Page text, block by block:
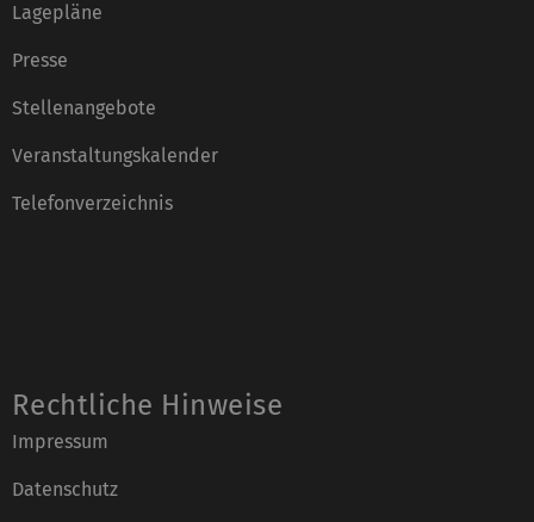
Lagepläne
Presse
Stellenangebote
Veranstaltungskalender
Telefonverzeichnis
Rechtliche Hinweise
Impressum
Datenschutz